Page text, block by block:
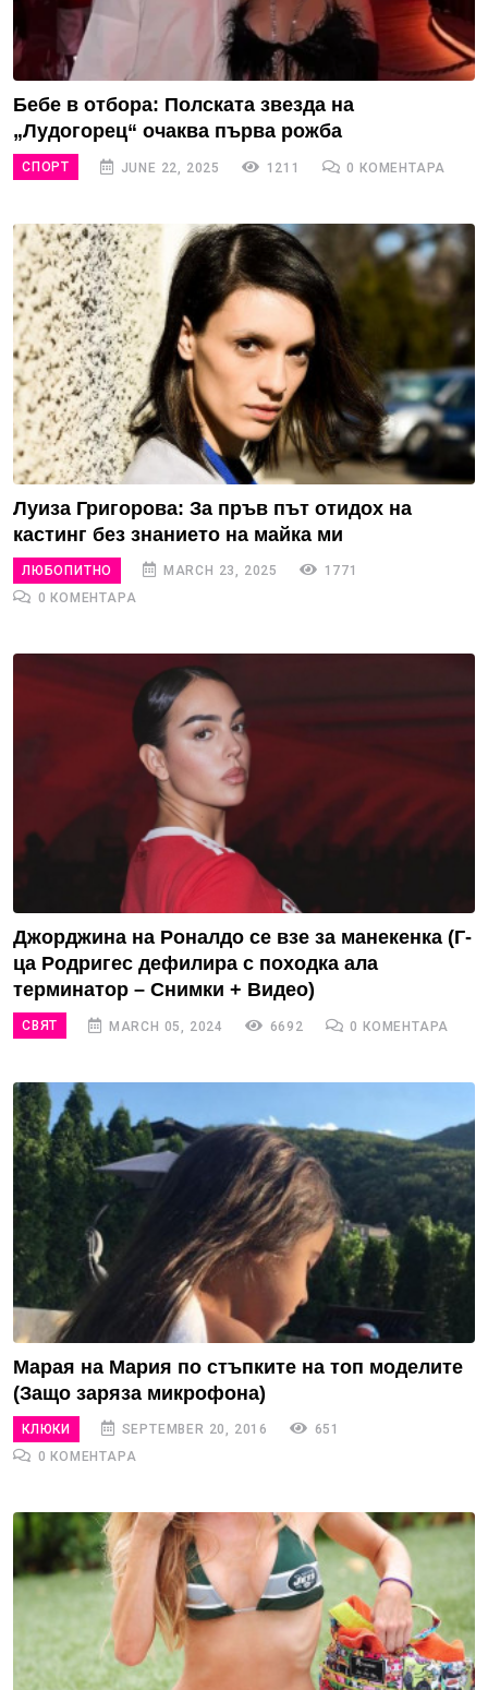
Бебе в отбора: Полската звезда на
„Лудогорец“ очаква първа рожба
СПОРТ JUNE 22, 2025 1211 0 КОМЕНТАРА
Луиза Григорова: За пръв път отидох на
кастинг без знанието на майка ми
ЛЮБОПИТНО MARCH 23, 2025
1771
0 КОМЕНТАРА
Джорджина на Роналдо се взе за манекенка (Г-
ца Родригес дефилира с походка ала
терминатор – Снимки + Видео)
СВЯТ MARCH 05, 2024 6692 0 КОМЕНТАРА
Марая на Мария по стъпките на топ моделите
(Защо заряза микрофона)
КЛЮКИ SEPTEMBER 20, 2016
651
0 КОМЕНТАРА